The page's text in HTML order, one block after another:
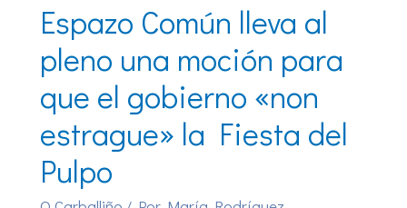
Espazo Común lleva al
pleno una moción para
que el gobierno «non
estrague» la Fiesta del
Pulpo